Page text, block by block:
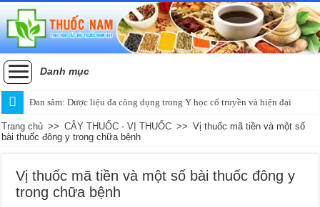
Danh mục
Đan sâm: Dược liệu đa công dụng trong Y học cổ truyền và hiện đại
Trang chủ >> CÂY THUỐC - VỊ THUỐC >> Vị thuốc mã tiền và một số
bài thuốc đông y trong chữa bệnh
Vị thuốc mã tiền và một số bài thuốc đông y
trong chữa bệnh